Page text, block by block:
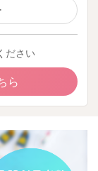
ださい
ら